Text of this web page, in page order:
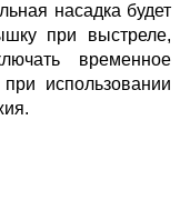
насадка будет
при выстреле,
временное
использовании